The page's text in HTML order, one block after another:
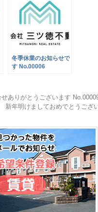
冬季休業のお知らせで
す No.00006
ありがとうございます
新年明けましておめでとうござ